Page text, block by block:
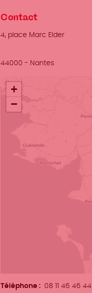
Contact
Adresse
4, place Marc Elder
Ville
44000 - Nantes
Localisation
+
−
Téléphone 08 11 46 46 44